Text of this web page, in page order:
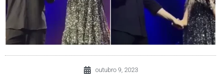
outubro 9, 2023